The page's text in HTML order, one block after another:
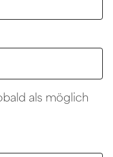
als möglich